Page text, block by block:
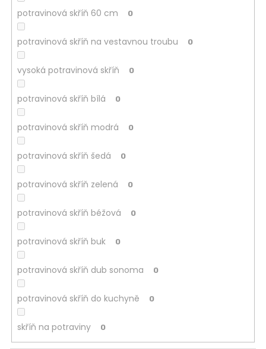
potravinová skříň 60 cm 0
potravinová skříň na vestavnou troubu 0
vysoká potravinová skříň 0
potravinová skříň bílá 0
potravinová skříň modrá 0
potravinová skříň šedá 0
potravinová skříň zelená 0
potravinová skříň béžová 0
potravinová skříň buk 0
potravinová skříň dub sonoma 0
potravinová skříň do kuchyně 0
skříň na potraviny 0